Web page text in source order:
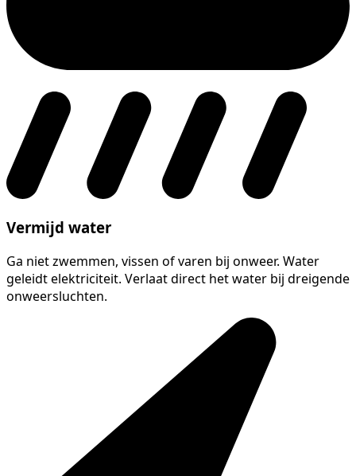
Vermijd water
Ga niet zwemmen, vissen of varen bij onweer. Water
geleidt elektriciteit. Verlaat direct het water bij dreigende
onweersluchten.